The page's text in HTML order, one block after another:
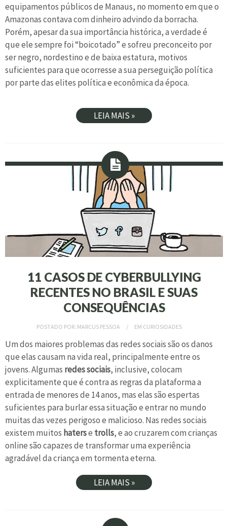
equipamentos públicos de Manaus, no momento em que o
Amazonas contava com dinheiro advindo da borracha.
Porém, apesar da sua importância histórica, a verdade é
que ele sempre foi “boicotado” e sofreu preconceito por
ser negro, nordestino e de baixa estatura, motivos
suficientes para que ocorresse a sua perseguição política
por parte das elites política e econômica da época.
LEIA MAIS »
11 CASOS DE CYBERBULLYING
RECENTES NO BRASIL E SUAS
CONSEQUÊNCIAS
POSTADO POR: MARCUS PESSOA EM CURIOSIDADES
Um dos maiores problemas das redes sociais são os danos
que elas causam na vida real, principalmente entre os
jovens. Algumas redes sociais, inclusive, colocam
explicitamente que é contra as regras da plataforma a
entrada de menores de 14 anos, mas elas são espertas
suficientes para burlar essa situação e entrar no mundo
muitas das vezes perigoso e malicioso. Nas redes sociais
existem muitos haterse trolls, e ao cruzarem com crianças
online são capazes de transformar uma experiência
agradável da criança em tormenta eterna.
LEIA MAIS »